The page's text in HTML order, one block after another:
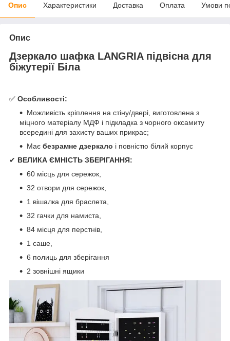
Опис Характеристики Доставка Оплата Умови
Опис
Дзеркало шафка LANGRIA підвісна для
біжутерії Біла
✅ Особливості:
Можливість кріплення на стіну/двері, виготовлена з
міцного матеріалу МДФ і підкладка з чорного оксамиту
всередині для захисту ваших прикрас;
Має безрамне дзеркало і повністю білий корпус
✔ ВЕЛИКА ЄМНІСТЬ ЗБЕРІГАННЯ:
60 місць для сережок,
32 отвори для сережок,
1 вішалка для браслета,
32 гачки для намиста,
84 місця для перстнів,
1 саше,
6 полиць для зберігання
2 зовнішні ящики